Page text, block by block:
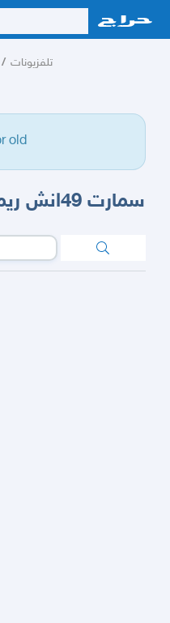
/ تلفزيونات
old
شاشة lg سمارت 49انش ريموت ماجيك